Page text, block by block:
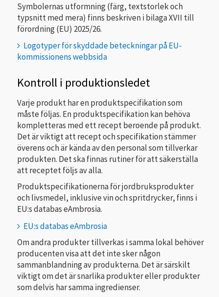
Symbolernas utformning (färg, textstorlek och
typsnitt med mera) finns beskriven i bilaga XVII till
förordning (EU) 2025/26.
Logotyper för skyddade beteckningar på EU-
kommissionens webbsida
Kontroll i produktionsledet
Varje produkt har en produktspecifikation som
måste följas. En produktspecifikation kan behöva
kompletteras med ett recept beroende på produkt.
Det är viktigt att recept och specifikation stämmer
överens och är kända av den personal som tillverkar
produkten. Det ska finnas rutiner för att säkerställa
att receptet följs av alla.
Produktspecifikationerna för jordbruksprodukter
och livsmedel, inklusive vin och spritdrycker, finns i
EU:s databas eAmbrosia.
EU:s databas eAmbrosia
Om andra produkter tillverkas i samma lokal behöver
producenten visa att det inte sker någon
sammanblandning av produkterna. Det är särskilt
viktigt om det är snarlika produkter eller produkter
som delvis har samma ingredienser.